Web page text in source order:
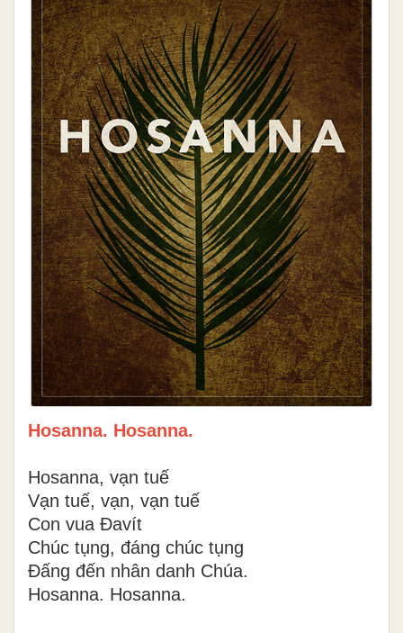
Hosanna. Hosanna.
Hosanna, vạn tuế
Vạn tuế, vạn, vạn tuế
Con vua Đavít
Chúc tụng, đáng chúc tụng
Đấng đến nhân danh Chúa.
Hosanna. Hosanna.